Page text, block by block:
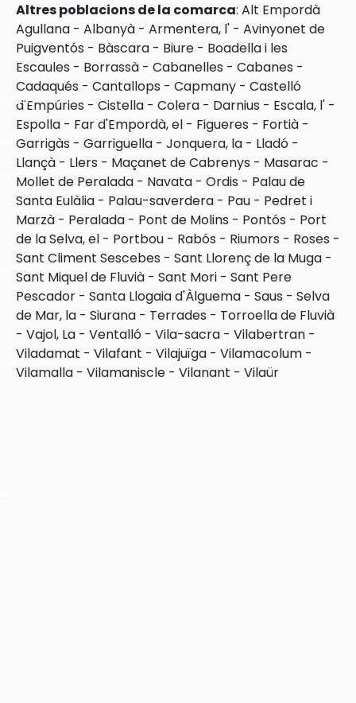
Altres poblacions de la comarca: Alt Empordà
Agullana - Albanyà - Armentera, l' - Avinyonet de
Puigventós - Bàscara - Biure - Boadella i les
Escaules - Borrassà - Cabanelles - Cabanes -
Cadaqués - Cantallops - Capmany - Castelló
d'Empúries - Cistella - Colera - Darnius - Escala, l' -
Espolla - Far d'Empordà, el - Figueres - Fortià -
Garrigàs - Garriguella - Jonquera, la - Lladó -
Llançà - Llers - Maçanet de Cabrenys - Masarac -
Mollet de Peralada - Navata - Ordis - Palau de
Santa Eulàlia - Palau-saverdera - Pau - Pedret i
Marzà - Peralada - Pont de Molins - Pontós - Port
de la Selva, el - Portbou - Rabós - Riumors - Roses -
Sant Climent Sescebes - Sant Llorenç de la Muga -
Sant Miquel de Fluvià - Sant Mori - Sant Pere
Pescador - Santa Llogaia d'Àlguema - Saus - Selva
de Mar, la - Siurana - Terrades - Torroella de Fluvià
- Vajol, La - Ventalló - Vila-sacra - Vilabertran -
Viladamat - Vilafant - Vilajuïga - Vilamacolum -
Vilamalla - Vilamaniscle - Vilanant - Vilaür